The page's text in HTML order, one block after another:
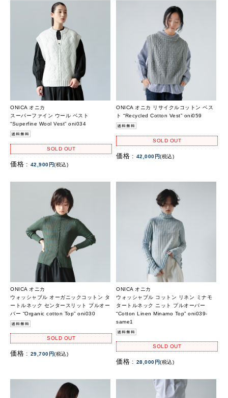
ONICA オニカ
スーパーファイン ウール ベスト
“Superfine Wool Vest” oni034
SOLD OUT
価格 : 42,900円(税込)
ONICA オニカ リサイクルコットン ベス
ト “Recycled Cotton Vest” oni059
SOLD OUT
価格 : 42,000円(税込)
ONICA オニカ
ウォッシャブル オーガニックコットン タ
ートルネック センタースリット プルオー
バー “Organic cotton Top” oni030
SOLD OUT
価格 : 29,700円(税込)
ONICA オニカ
ウォッシャブル コットン リネン ミナモ
タートルネック ニット プルオーバー
“Cotton Linen Minamo Top” oni039-
same1
SOLD OUT
価格 : 28,000円(税込)